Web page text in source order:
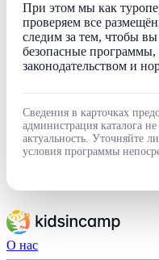
При этом мы как
проверяем все
следим за тем, чтобы
безопасные программы,
законодательством и
Сведения в карточках
администрация каталога
актуальность. Уточняйте
условия программы
О нас